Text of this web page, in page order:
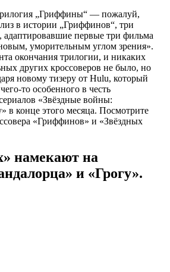
„Гриффины“ — пожалуй,
в истории „Гриффинов“, три
адаптировавшие первые три фильма
уморительным углом зрения».
окончания трилогии, и никаких
других кроссоверов не было, но
новому тизеру от Hulu, который
то особенного в честь
«Звёздные войны:
в конце этого месяца. Посмотрите
«Гриффинов» и «Звёздных
намекают на
и «Грогу».